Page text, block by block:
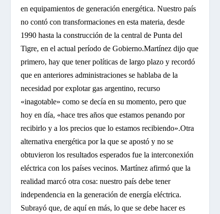
en equipamientos de generación energética. Nuestro país
no contó con transformaciones en esta materia, desde
1990 hasta la construcción de la central de Punta del
Tigre, en el actual período de Gobierno.Martínez dijo que
primero, hay que tener políticas de largo plazo y recordó
que en anteriores administraciones se hablaba de la
necesidad por explotar gas argentino, recurso
«inagotable» como se decía en su momento, pero que
hoy en día, «hace tres años que estamos penando por
recibirlo y a los precios que lo estamos recibiendo».Otra
alternativa energética por la que se apostó y no se
obtuvieron los resultados esperados fue la interconexión
eléctrica con los países vecinos. Martínez afirmó que la
realidad marcó otra cosa: nuestro país debe tener
independencia en la generación de energía eléctrica.
Subrayó que, de aquí en más, lo que se debe hacer es